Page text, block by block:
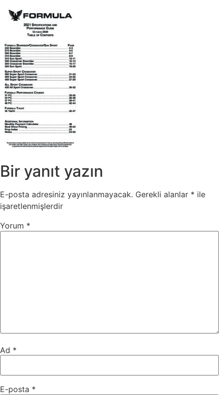
Bir yanıt yazın
E-posta adresiniz yayınlanmayacak. Gerekli alanlar * ile
işaretlenmişlerdir
Yorum *
Ad *
E-posta *